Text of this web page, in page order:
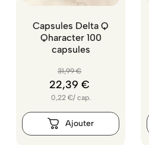
Capsules Delta Q
Qharacter 100
capsules
31,99 €
22,39 €
0,22 €/ cap.